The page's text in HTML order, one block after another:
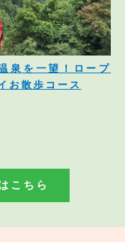
泉を一望！ロープ
お散歩コース
こちら